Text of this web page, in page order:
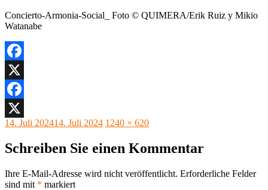
Concierto-Armonia-Social_ Foto © QUIMERA/Erik Ruiz y Mikio
Watanabe
Facebook
X
Facebook
X
Veröffentlicht
14. Juli 202414. Juli 2024 Originalgröße
1240 × 620
Schreiben Sie einen Kommentar
Ihre E-Mail-Adresse wird nicht veröffentlicht. Erforderliche Felder
sind mit * markiert